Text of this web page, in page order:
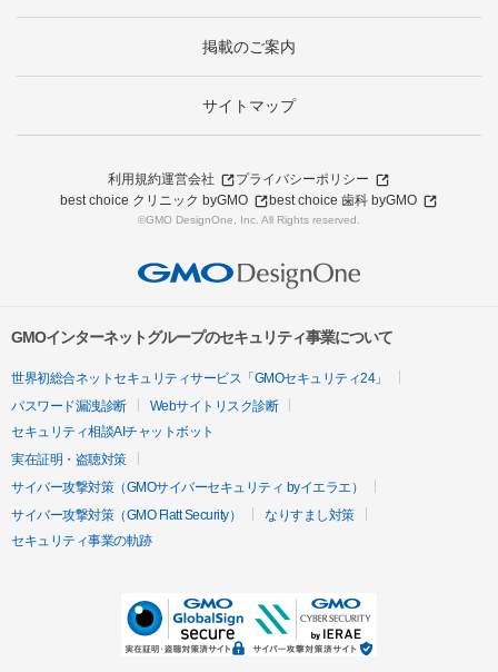
掲載のご案内
サイトマップ
利用規約運営会社
プライバシーポリシー
best choice クリニック byGMO
best choice 歯科 byGMO
©GMO DesignOne, Inc. All Rights reserved.
GMOインターネットグループのセキュリティ事業について
世界初総合ネットセキュリティサービス「GMOセキュリティ24」
パスワード漏洩診断
Webサイトリスク診断
セキュリティ相談AIチャットボット
実在証明・盗聴対策
サイバー攻撃対策（GMOサイバーセキュリティ byイエラエ）
サイバー攻撃対策（GMO Flatt Security）
なりすまし対策
セキュリティ事業の軌跡